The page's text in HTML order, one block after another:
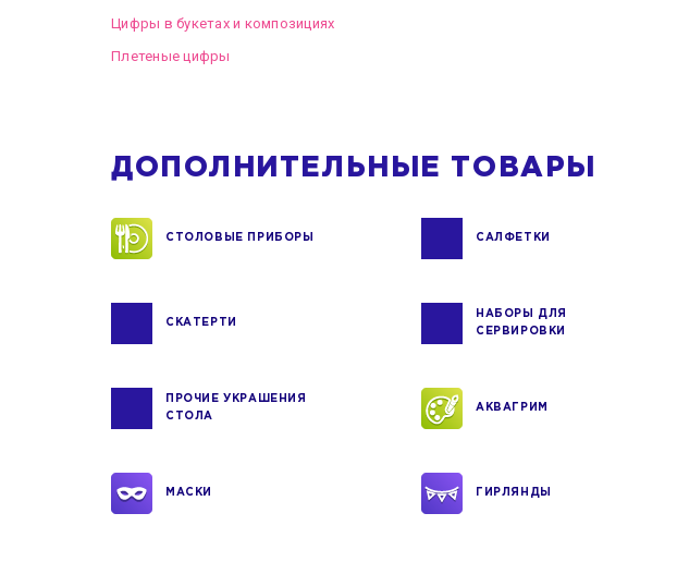
Цифры в букетах и композициях
Плетеные цифры
ДОПОЛНИТЕЛЬНЫЕ ТОВАРЫ
СТОЛОВЫЕ ПРИБОРЫ САЛФЕТКИ
СКАТЕРТИ
НАБОРЫ ДЛЯ
СЕРВИРОВКИ
ПРОЧИЕ УКРАШЕНИЯ
СТОЛА
АКВАГРИМ
МАСКИ ГИРЛЯНДЫ